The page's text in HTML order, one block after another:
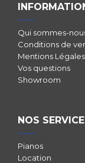
Qui sommes-
Conditions de
Mentions Légales
Vos questions
Showroom
NOS
Pianos
Location